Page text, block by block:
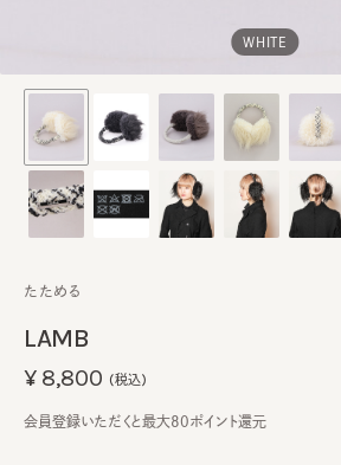
WHITE
LAMB
たためる
¥8,800 (税込)
会員登録いただくと最大80ポイント還元